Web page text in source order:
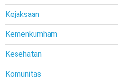
Kejaksaan
Kemenkumham
Kesehatan
Komunitas